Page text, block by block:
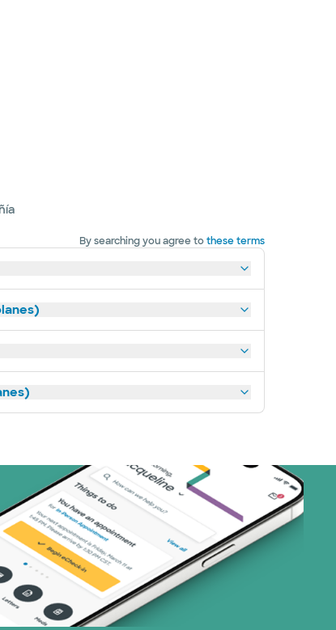
By searching you agree tothese terms